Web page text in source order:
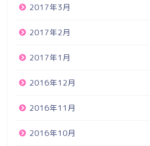
2017年3月
2017年2月
2017年1月
2016年12月
2016年11月
2016年10月